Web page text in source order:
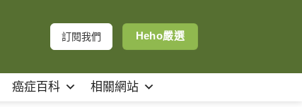
訂閱我們 Heho嚴選
癌症百科 相關網站